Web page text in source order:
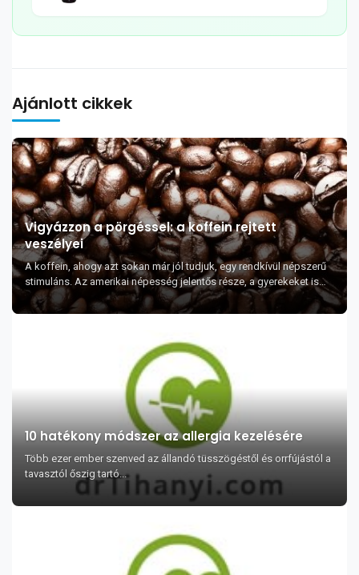
Ajánlott cikkek
Vigyázzon a pörgéssel: a koffein rejtett
veszélyei
A koffein, ahogy azt sokan már jól tudjuk, egy rendkívül népszerű
stimuláns. Az amerikai népesség jelentős része, a gyerekeket is
beleértve, legalább na...
10 hatékony módszer az allergia kezelésére
Több ezer ember szenved az állandó tüsszögéstől és orrfújástól a
tavasztól őszig tartó...